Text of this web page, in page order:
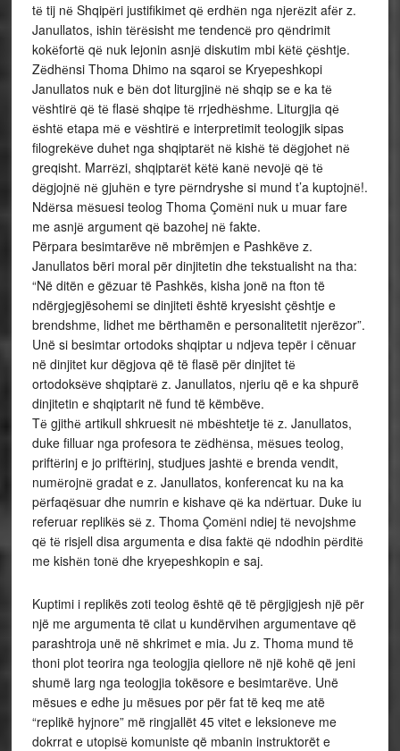
tё tij nё Shqipёri justifikimet qё erdhёn nga njerёzit afёr z.
Janullatos, ishin tёrёsisht me tendencё pro qёndrimit
kokёfortё qё nuk lejonin asnjё diskutim mbi kёtё çёshtje.
Zёdhёnsi Thoma Dhimo na sqaroi se Kryepeshkopi
Janullatos nuk e bёn dot liturgjinё nё shqip se e ka tё
vёshtirё qё tё flasё shqipe tё rrjedhёshme. Liturgjia qё
ёshtё etapa mё e vёshtirё e interpretimit teologjik sipas
filogrekёve duhet nga shqiptarёt nё kishё tё dёgjohet nё
greqisht. Marrёzi, shqiptarёt kёtё kanё nevojё qё tё
dёgjojnё nё gjuhёn e tyre pёrndryshe si mund t’a kuptojnё!.
Ndёrsa mёsuesi teolog Thoma Çomёni nuk u muar fare
me asnjё argument qё bazohej nё fakte.
Përpara besimtarëve në mbrëmjen e Pashkëve z.
Janullatos bëri moral për dinjitetin dhe tekstualisht na tha:
“Në ditën e gëzuar të Pashkës, kisha jonë na fton të
ndërgjegjësohemi se dinjiteti është kryesisht çështje e
brendshme, lidhet me bërthamën e personalitetit njerëzor”.
Unë si besimtar ortodoks shqiptar u ndjeva tepër i cënuar
në dinjitet kur dëgjova që të flasë për dinjitet tё
ortodoksёve shqiptarё z. Janullatos, njeriu që e ka shpurë
dinjitetin e shqiptarit në fund të këmbëve.
Tё gjithё artikull shkruesit nё mbёshtetje tё z. Janullatos,
duke filluar nga profesora te zёdhёnsa, mёsues teolog,
priftёrinj e jo priftёrinj, studjues jashtё e brenda vendit,
numёrojnё gradat e z. Janullatos, konferencat ku na ka
pёrfaqёsuar dhe numrin e kishave qё ka ndёrtuar. Duke iu
referuar replikёs sё z. Thoma Çomёni ndiej tё nevojshme
qё tё risjell disa argumenta e disa faktё qё ndodhin pёrditё
me kishёn tonё dhe kryepeshkopin e saj.
Kuptimi i replikës zoti teolog është që të përgjigjesh një për
një me argumenta të cilat u kundërvihen argumentave që
parashtroja unë në shkrimet e mia. Ju z. Thoma mund të
thoni plot teorira nga teologjia qiellore në një kohë që jeni
shumë larg nga teologjia tokësore e besimtarëve. Unë
mësues e edhe ju mësues por për fat të keq me atë
“replikë hyjnore” më ringjallët 45 vitet e leksioneve me
dokrrat e utopisё komuniste që mbanin instruktorët e